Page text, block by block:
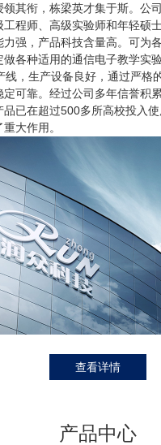
领其衔，栋梁英才集于斯。公
工程师、高级实验师和年轻硕
力强，产品科技含量高。可为
做各种适用的通信电子教学实
线，生产设备良好，通过严格
定可靠。经过公司多年信誉积
品已在超过500多所高校投入
大作用。
查看详情
产品中心